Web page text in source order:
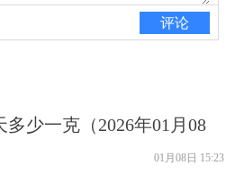
评论
多少一克（2026年01月08
01月08日 15:23